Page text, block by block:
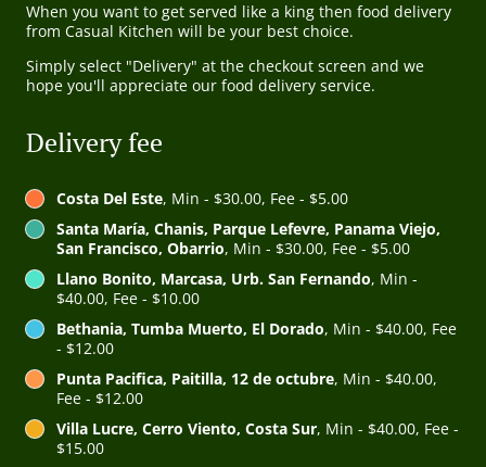
When you want to get served like a king then food delivery
from Casual Kitchen will be your best choice.
Simply select "Delivery" at the checkout screen and we
hope you'll appreciate our food delivery service.
Delivery fee
Costa Del Este, Min - $30.00, Fee - $5.00
Santa María, Chanis, Parque Lefevre, Panama Viejo,
San Francisco, Obarrio, Min - $30.00, Fee - $5.00
Llano Bonito, Marcasa, Urb. San Fernando, Min -
$40.00, Fee - $10.00
Bethania, Tumba Muerto, El Dorado, Min - $40.00, Fee
- $12.00
Punta Pacifica, Paitilla, 12 de octubre, Min - $40.00,
Fee - $12.00
Villa Lucre, Cerro Viento, Costa Sur, Min - $40.00, Fee -
$15.00